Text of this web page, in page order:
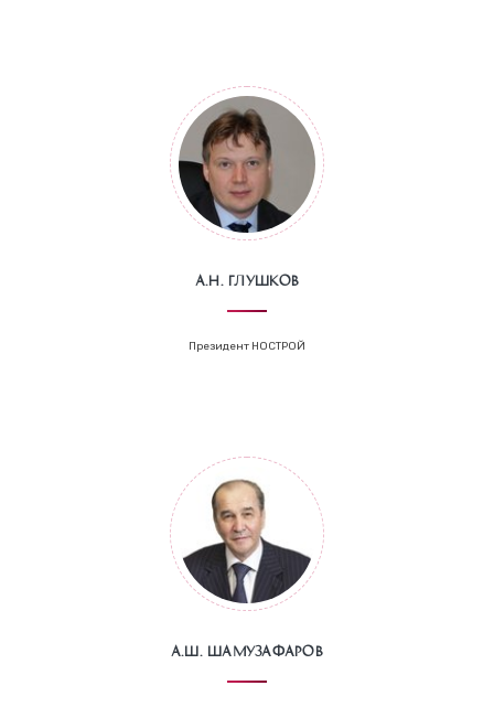
А.Н. Глушков
Президент НОСТРОЙ
А.Ш. Шамузафаров